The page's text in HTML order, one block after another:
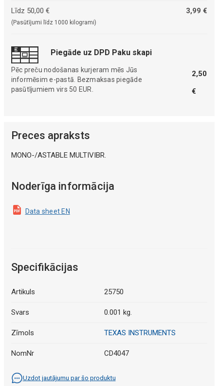
Līdz 50,00 €
(Pasūtījumi līdz 1000 kilogrami)
3,99 €
Piegāde uz DPD Paku skapi
Pēc preču nodošanas kurjeram mēs Jūs
informēsim e-pastā. Bezmaksas piegāde
pasūtījumiem virs 50 EUR.
2,50
€
Preces apraksts
MONO-/ASTABLE MULTIVIBR.
Noderīga informācija
Data sheet EN
Specifikācijas
Artikuls 25750
Svars 0.001 kg.
Zīmols TEXAS INSTRUMENTS
NomNr CD4047
Uzdot jautājumu par šo produktu